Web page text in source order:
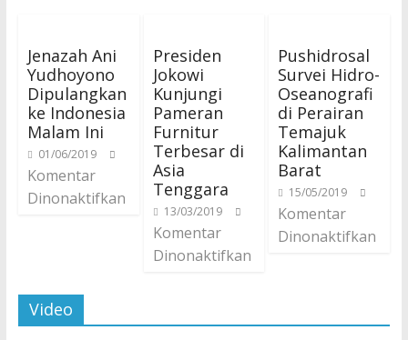
Jenazah Ani
Yudhoyono
Dipulangkan
ke Indonesia
Malam Ini
01/06/2019
Komentar
Dinonaktifkan
Presiden
Jokowi
Kunjungi
Pameran
Furnitur
Terbesar di
Asia
Tenggara
13/03/2019
Komentar
Dinonaktifkan
Pushidrosal
Survei Hidro-
Oseanografi
di Perairan
Temajuk
Kalimantan
Barat
15/05/2019
Komentar
Dinonaktifkan
Video